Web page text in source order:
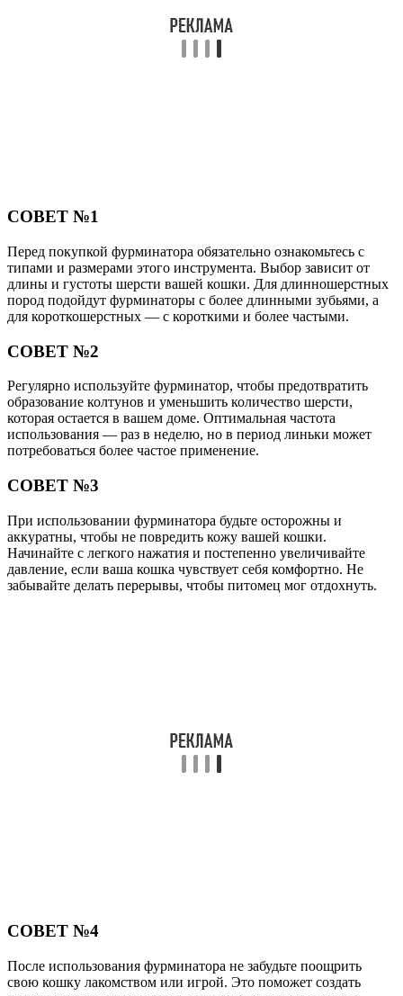
СОВЕТ №1
Перед покупкой фурминатора обязательно ознакомьтесь с
типами и размерами этого инструмента. Выбор зависит от
длины и густоты шерсти вашей кошки. Для длинношерстных
пород подойдут фурминаторы с более длинными зубьями, а
для короткошерстных — с короткими и более частыми.
СОВЕТ №2
Регулярно используйте фурминатор, чтобы предотвратить
образование колтунов и уменьшить количество шерсти,
которая остается в вашем доме. Оптимальная частота
использования — раз в неделю, но в период линьки может
потребоваться более частое применение.
СОВЕТ №3
При использовании фурминатора будьте осторожны и
аккуратны, чтобы не повредить кожу вашей кошки.
Начинайте с легкого нажатия и постепенно увеличивайте
давление, если ваша кошка чувствует себя комфортно. Не
забывайте делать перерывы, чтобы питомец мог отдохнуть.
СОВЕТ №4
После использования фурминатора не забудьте поощрить
свою кошку лакомством или игрой. Это поможет создать